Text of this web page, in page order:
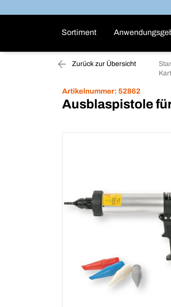
Sortiment
Zurück zur Übersicht
Artikelnummer: 52862
Ausblaspistole